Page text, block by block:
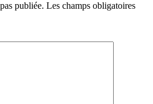
publiée. Les champs obligatoires